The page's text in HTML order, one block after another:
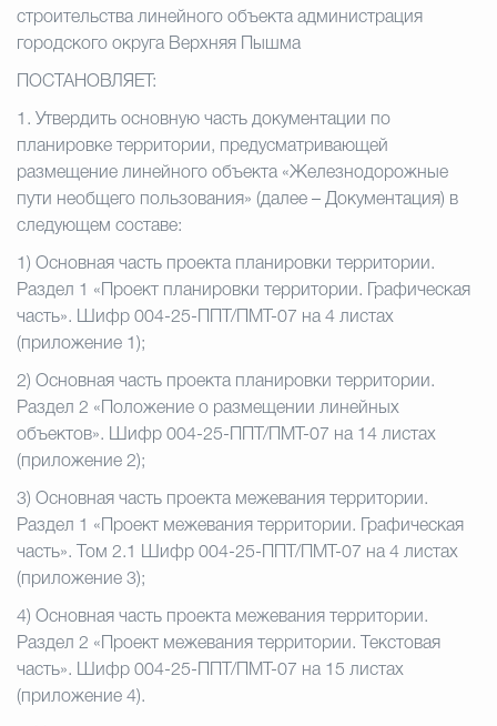
строительства линейного объекта администрация
городского округа Верхняя Пышма
ПОСТАНОВЛЯЕТ:
1. Утвердить основную часть документации по
планировке территории, предусматривающей
размещение линейного объекта «Железнодорожные
пути необщего пользования» (далее – Документация) в
следующем составе:
1) Основная часть проекта планировки территории.
Раздел 1 «Проект планировки территории. Графическая
часть». Шифр 004-25-ППТ/ПМТ-07 на 4 листах
(приложение 1);
2) Основная часть проекта планировки территории.
Раздел 2 «Положение о размещении линейных
объектов». Шифр 004-25-ППТ/ПМТ-07 на 14 листах
(приложение 2);
3) Основная часть проекта межевания территории.
Раздел 1 «Проект межевания территории. Графическая
часть». Том 2.1 Шифр 004-25-ППТ/ПМТ-07 на 4 листах
(приложение 3);
4) Основная часть проекта межевания территории.
Раздел 2 «Проект межевания территории. Текстовая
часть». Шифр 004-25-ППТ/ПМТ-07 на 15 листах
(приложение 4).